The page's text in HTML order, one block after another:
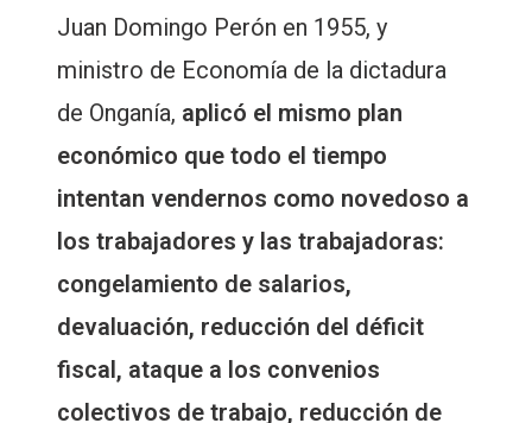
Juan Domingo Perón en 1955, y
ministro de Economía de la dictadura
de Onganía, aplicó el mismo plan
económico que todo el tiempo
intentan vendernos como novedoso a
los trabajadores y las trabajadoras:
congelamiento de salarios,
devaluación, reducción del déficit
fiscal, ataque a los convenios
colectivos de trabajo, reducción de